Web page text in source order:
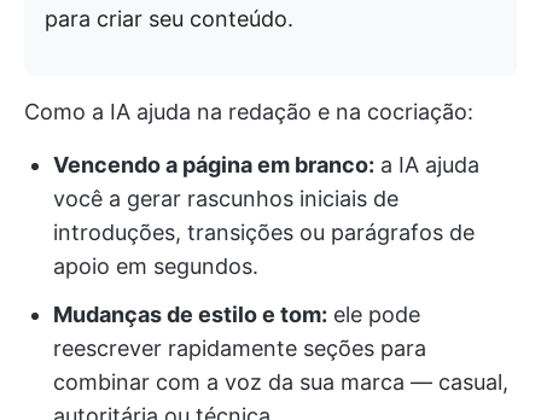
para criar seu conteúdo.
Como a IA ajuda na redação e na cocriação:
Vencendo a página em branco: a IA ajuda
você a gerar rascunhos iniciais de
introduções, transições ou parágrafos de
apoio em segundos.
Mudanças de estilo e tom: ele pode
reescrever rapidamente seções para
combinar com a voz da sua marca — casual,